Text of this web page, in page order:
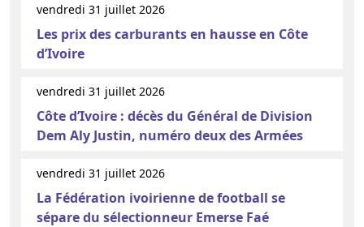
vendredi 31 juillet 2026
Les prix des carburants en hausse en Côte
d’Ivoire
vendredi 31 juillet 2026
Côte d’Ivoire : décès du Général de Division
Dem Aly Justin, numéro deux des Armées
vendredi 31 juillet 2026
La Fédération ivoirienne de football se
sépare du sélectionneur Emerse Faé